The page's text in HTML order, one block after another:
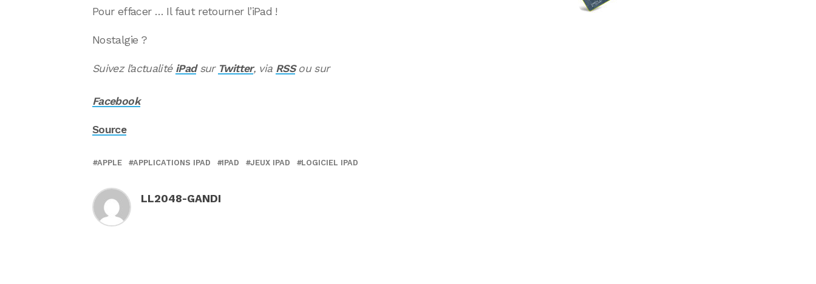
Pour effacer … Il faut retourner l’iPad !
Nostalgie ?
Suivez l’actualité iPadsur Twitter, via RSSou sur
Facebook
Source
APPLE APPLICATIONS IPAD IPAD JEUX IPAD LOGICIEL IPAD
LL2048-GANDI